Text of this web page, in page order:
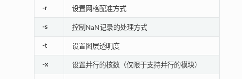
-r 设置网格配准方式
-s 控制NaN记录的处理方式
-t 设置图层透明度
-x 设置并行的核数（仅限于支持并行的模块）